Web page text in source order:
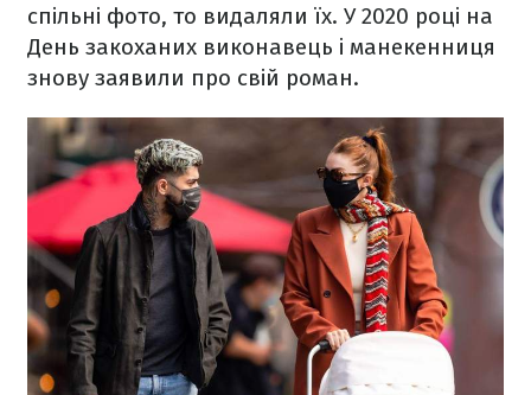
спільні фото, то видаляли їх. У 2020 році на
День закоханих виконавець і манекенниця
знову заявили про свій роман.